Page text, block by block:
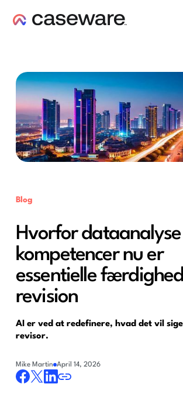
Blog
Hvorfor
kompetencer nu er
essentielle
revision
AI er ved at redefinere, hvad det vil
revisor.
Mike Martin April 14, 2026